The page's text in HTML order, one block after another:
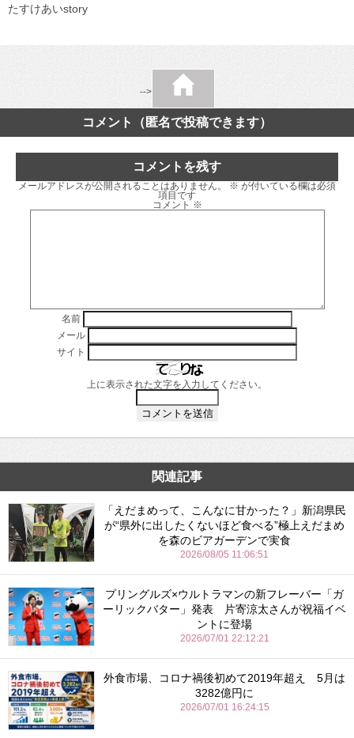
たすけあいstory
-->
コメント（匿名で投稿できます）
コメントを残す
メールアドレスが公開されることはありません。 ※ が付いている欄は必須
項目です
コメント ※
名前
メール
サイト
上に表示された文字を入力してください。
関連記事
「えだまめって、こんなに甘かった？」新潟県民
が“県外に出したくないほど食べる”極上えだまめ
を森のビアガーデンで実食
2026/08/05 11:06:51
プリングルズ×ウルトラマンの新フレーバー「ガ
ーリックバター」発表 片寄涼太さんが祝福イベ
ントに登場
2026/07/01 22:12:21
外食市場、コロナ禍後初めて2019年超え 5月は
3282億円に
2026/07/01 16:24:15